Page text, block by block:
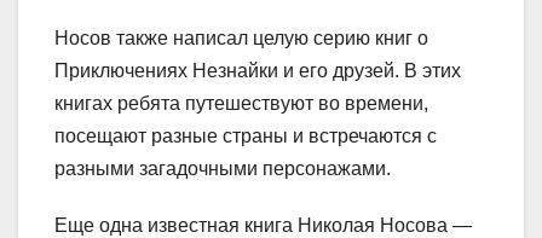
Носов также написал целую серию книг о
Приключениях Незнайки и его друзей. В этих
книгах ребята путешествуют во времени,
посещают разные страны и встречаются с
разными загадочными персонажами.
Еще одна известная книга Николая Носова —